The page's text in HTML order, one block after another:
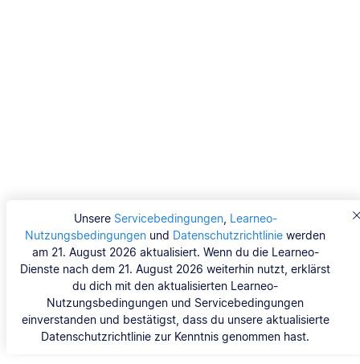
Unsere Servicebedingungen, Learneo-
Nutzungsbedingungen und Datenschutzrichtlinie werden
am 21. August 2026 aktualisiert. Wenn du die Learneo-
Dienste nach dem 21. August 2026 weiterhin nutzt, erklärst
du dich mit den aktualisierten Learneo-
Nutzungsbedingungen und Servicebedingungen
einverstanden und bestätigst, dass du unsere aktualisierte
Datenschutzrichtlinie zur Kenntnis genommen hast.